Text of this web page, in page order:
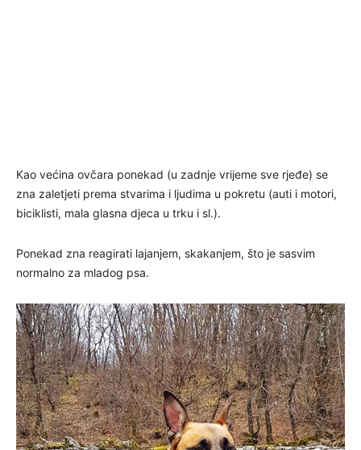
Kao većina ovčara ponekad (u zadnje vrijeme sve rjeđe) se
zna zaletjeti prema stvarima i ljudima u pokretu (auti i motori,
biciklisti, mala glasna djeca u trku i sl.).
Ponekad zna reagirati lajanjem, skakanjem, što je sasvim
normalno za mladog psa.